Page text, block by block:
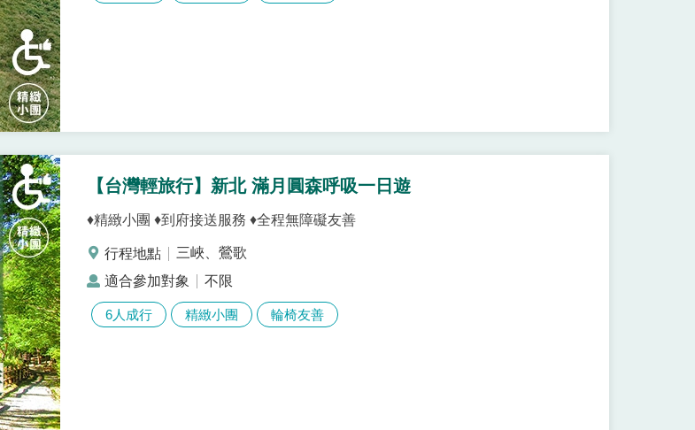
【台灣輕旅行】新北 滿月圓森呼吸一日遊
♦精緻小團 ♦到府接送服務 ♦全程無障礙友善
三峽、鶯歌
不限
6人成行 精緻小團 輪椅友善